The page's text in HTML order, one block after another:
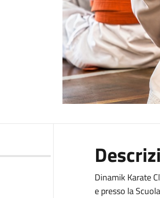
Dinamik Karate
e presso la